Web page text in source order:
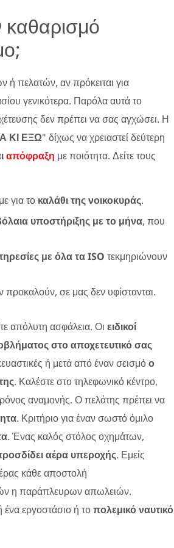
καθαρισμό
ή πελατών, αν πρόκειται για
γενικότερα. Παρόλα αυτά το
δεν πρέπει να σας αγχώσει. Η
ΚΙ ΕΞΩ" δίχως να χρειαστεί δεύτερη
απόφραξη με ποιότητα. Δείτε τους
για το καλάθι της νοικοκυράς.
υποστήριξης με το μήνα, που
με όλα τα ISO τεκμηριώνουν
προκαλούν, σε μας δεν υφίστανται.
απόλυτη ασφάλεια. Οι ειδικοί
στο αποχετευτικό σας
ή μετά από έναν σεισμόο
. Καλέστε στο τηλεφωνικό κέντρο,
αναμονής. Ο πελάτης πρέπει να
. Κριτήριο για έναν σωστό όμιλο
. Ένας καλός στόλος οχημάτων,
αέρα υπεροχής. Εμείς
κάθε αποστολή
η παράπλευρων απωλειών.
ένα εργοστάσιο ή τοπολεμικό ναυτικό